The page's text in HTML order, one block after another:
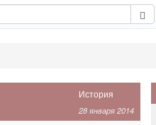
История
28 января 2014